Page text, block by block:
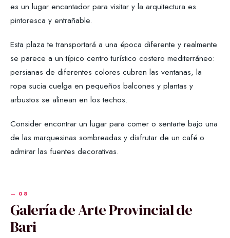
es un lugar encantador para visitar y la arquitectura es
pintoresca y entrañable.
Esta plaza te transportará a una época diferente y realmente
se parece a un típico centro turístico costero mediterráneo:
persianas de diferentes colores cubren las ventanas, la
ropa sucia cuelga en pequeños balcones y plantas y
arbustos se alinean en los techos.
Consider encontrar un lugar para comer o sentarte bajo una
de las marquesinas sombreadas y disfrutar de un café o
admirar las fuentes decorativas.
Galería de Arte Provincial de
Bari